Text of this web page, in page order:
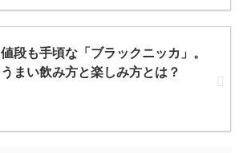
値段も手頃な「ブラックニッカ」。
うまい飲み方と楽しみ方とは？